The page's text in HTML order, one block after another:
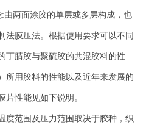
:由两面涂胶的单层或多层构成，也
法膜压法。根据使用要求可以不同
丁腈胶与聚硫胶的共混胶料的性
所用胶料的性能以及近年来发展的
片性能见如下说明。
度范围及压力范围取决于胶种，织